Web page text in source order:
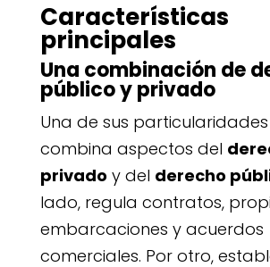
Características
principales
Una combinación de
público y privado
Una de sus
combina aspectos del
privado y del derecho
lado, regula contratos,
embarcaciones y acuerdos
comerciales. Por otro,